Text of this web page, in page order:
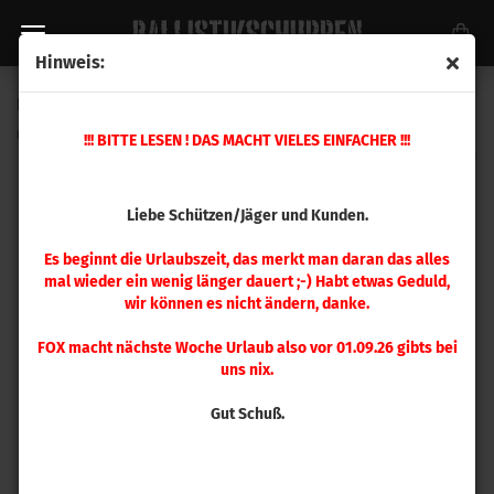
Hinweis:
!!! BITTE LESEN ! DAS MACHT VIELES EINFACHER !!!
Liebe Schützen/Jäger und Kunden.
Es beginnt die Urlaubszeit, das merkt man daran das alles
mal wieder ein wenig länger dauert ;-) Habt etwas Geduld,
wir können es nicht ändern, danke.
FOX macht nächste Woche Urlaub also vor 01.09.26 gibts bei
uns nix.
Gut Schuß.
22265)